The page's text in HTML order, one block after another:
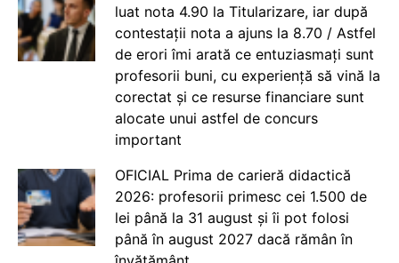
luat nota 4.90 la Titularizare, iar după
contestații nota a ajuns la 8.70 / Astfel
de erori îmi arată ce entuziasmați sunt
profesorii buni, cu experiență să vină la
corectat și ce resurse financiare sunt
alocate unui astfel de concurs
important
OFICIAL Prima de carieră didactică
2026: profesorii primesc cei 1.500 de
lei până la 31 august și îi pot folosi
până în august 2027 dacă rămân în